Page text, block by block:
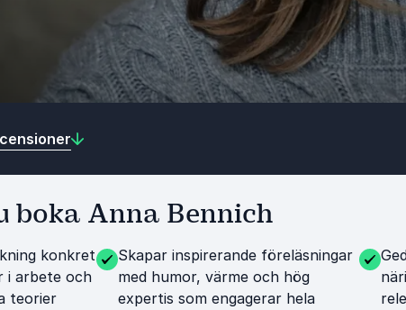
boka Anna Bennich
konkret
i arbete och
teorier
Skapar inspirerande föreläsningar
med humor, värme och hög
expertis som engagerar hela